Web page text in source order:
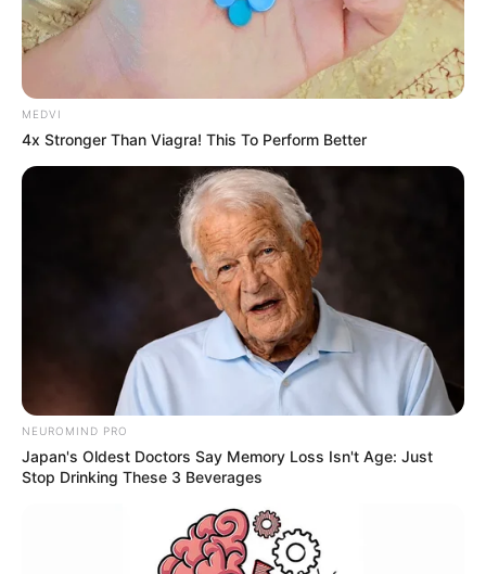
MEDVI
4x Stronger Than Viagra! This To Perform Better
NEUROMIND PRO
Japan's Oldest Doctors Say Memory Loss Isn't Age: Just
Stop Drinking These 3 Beverages